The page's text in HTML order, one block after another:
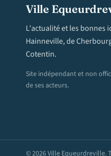
Ville
L'actualité et les bonnes
Hainneville, de
Cotentin.
Site indépendant et non
de ses acteurs.
© 2026 Ville Equeurdreville.